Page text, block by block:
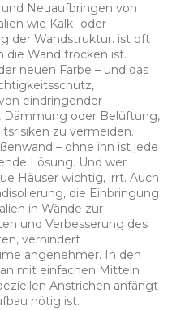
und Neuaufbringen von
wie Kalk- oder
der Wandstruktur. ist oft
die Wand trocken ist.
neuen Farbe – und das
,
eindringender
Dämmung oder Belüftung,
zu vermeiden.
– ohne ihn ist jede
Lösung. Und wer
Häuser wichtig, irrt. Auch
, die Einbringung
in Wände zur
und Verbesserung des
verhindert
angenehmer. In den
mit einfachen Mitteln
Anstrichen anfängt
nötig ist.